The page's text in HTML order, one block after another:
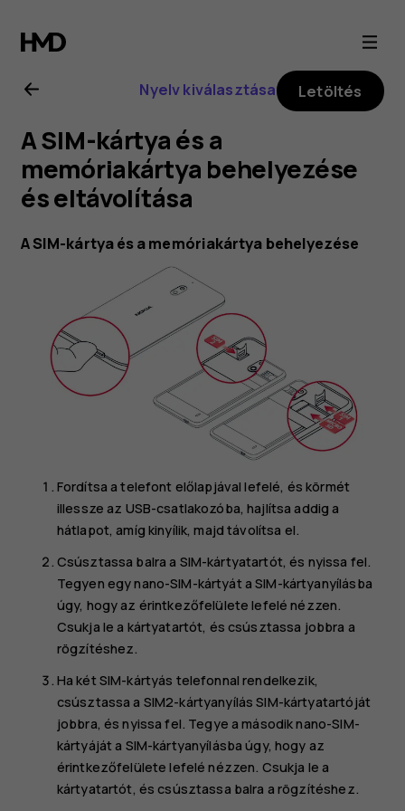
Nokia
2.1
felhasználói
kézikönyv
Nyelv kiválasztása Letöltés
A SIM-kártya és a
memóriakártya behelyezése
és eltávolítása
A SIM-kártya és a memóriakártya behelyezése
Fordítsa a telefont előlapjával lefelé, és körmét
illessze az USB-csatlakozóba, hajlítsa addig a
hátlapot, amíg kinyílik, majd távolítsa el.
Csúsztassa balra a SIM-kártyatartót, és nyissa fel.
Tegyen egy nano-SIM-kártyát a SIM-kártyanyílásba
úgy, hogy az érintkezőfelülete lefelé nézzen.
Csukja le a kártyatartót, és csúsztassa jobbra a
rögzítéshez.
Ha két SIM-kártyás telefonnal rendelkezik,
csúsztassa a SIM2-kártyanyílás SIM-kártyatartóját
jobbra, és nyissa fel. Tegye a második nano-SIM-
kártyáját a SIM-kártyanyílásba úgy, hogy az
érintkezőfelülete lefelé nézzen. Csukja le a
kártyatartót, és csúsztassa balra a rögzítéshez.